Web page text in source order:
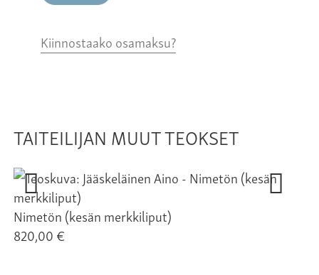
Kiinnostaako osamaksu?
TAITEILIJAN MUUT TEOKSET
Nimetön (kesän merkkiliput)
820,00 €